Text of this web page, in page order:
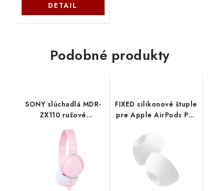
DETAIL
Podobné produkty
SONY slúchadlá MDR-
ZX110 ružové
FIXED silikonové štuple
pre Apple AirPods Pro
FIXPL2-S Fixed